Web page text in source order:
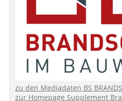
zu den Mediadaten BS
zur Homepage Supplement